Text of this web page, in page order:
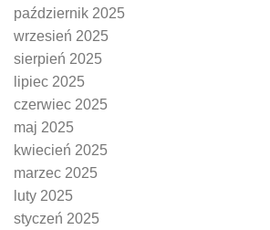
październik 2025
wrzesień 2025
sierpień 2025
lipiec 2025
czerwiec 2025
maj 2025
kwiecień 2025
marzec 2025
luty 2025
styczeń 2025